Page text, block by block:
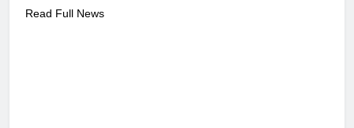
Read Full News